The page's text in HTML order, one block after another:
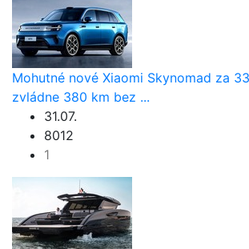
Mohutné nové Xiaomi Skynomad za
zvládne 380 km bez ...
31.07.
8012
1